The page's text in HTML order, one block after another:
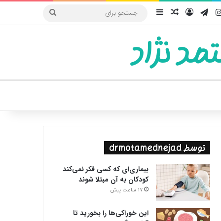
اینستاگرام
تلگرامورودنوشته تصادفی
سایدبار
جستجو
نژاد
پوسته
توسط drmotamednejad
بیماری‌ای که کسی فکر نمی‌کند
کودکان به آن مبتلا شوند
17 ساعت پیش
این خوراکی‌ها را بخورید تا